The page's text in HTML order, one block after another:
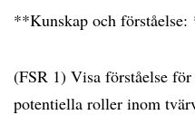
**Kunskap och
(FSR 1) Visa förståelse
potentiella roller inom